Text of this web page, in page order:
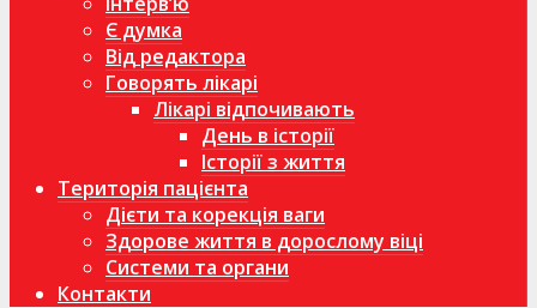
Є думка
Від редактора
Говорять лікарі
Лікарі відпочивають
День в історії
Історії з життя
Територія пацієнта
Дієти та корекція ваги
Здорове життя в дорослому віці
Системи та органи
Контакти